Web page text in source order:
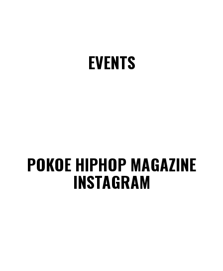
EVENTS
POKOE HIPHOP MAGAZINE
INSTAGRAM